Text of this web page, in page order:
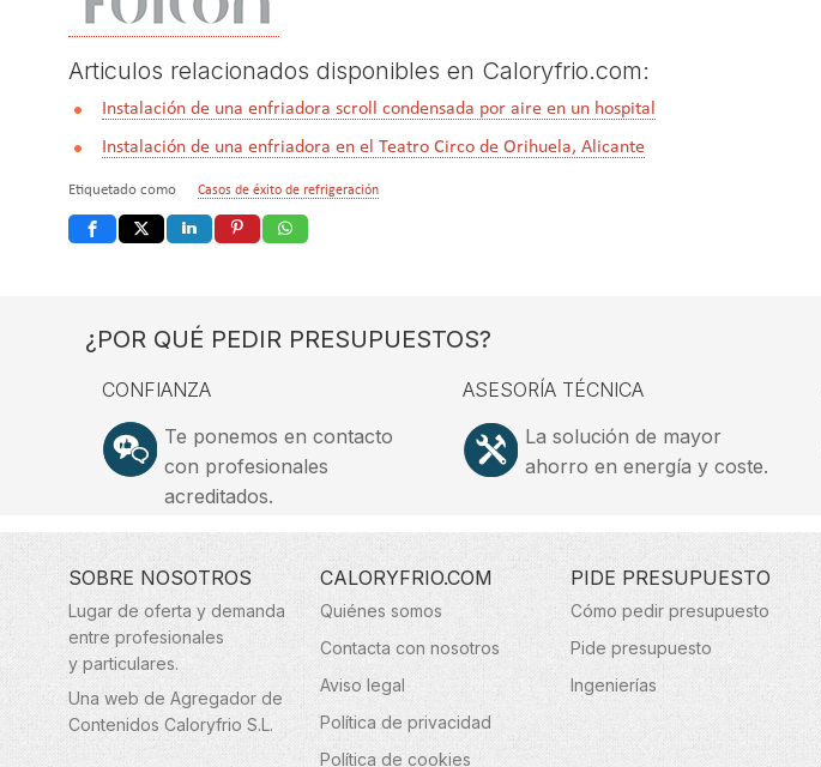
Articulos relacionados disponibles en Caloryfrio.com:
Instalación de una enfriadora scroll condensada por aire en un hospital
Instalación de una enfriadora en el Teatro Circo de Orihuela, Alicante
Etiquetado como Casos de éxito de refrigeración
¿POR QUÉ PEDIR PRESUPUESTOS?
CONFIANZA
Te ponemos en contacto
con profesionales
acreditados.
ASESORÍA TÉCNICA
La solución de mayor
ahorro en energía y coste.
SOBRE NOSOTROS
Lugar de oferta y demanda
entre profesionales
y particulares.
Una web de Agregador de
Contenidos Caloryfrio S.L.
CALORYFRIO.COM
Quiénes somos
Contacta con nosotros
Aviso legal
Política de privacidad
Política de cookies
PIDE PRESUPUESTO
Cómo pedir presupuesto
Pide presupuesto
Ingenierías